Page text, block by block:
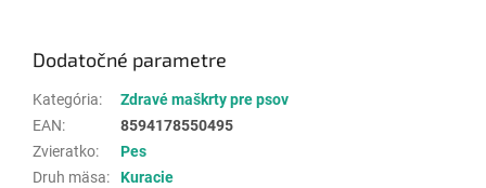
Dodatočné parametre
Kategória:
Zdravé maškrty pre psov
EAN:
8594178550495
Zvieratko:
Pes
Druh mäsa:
Kuracie